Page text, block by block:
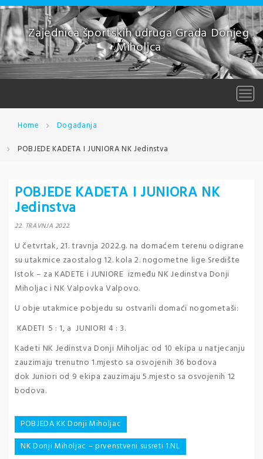
Skip
to
contentZajednica športskih udruga Grada Donjeg
Miholjca
Home
Događanja
POBJEDE KADETA I JUNIORA NK Jedinstva
POBJEDE KADETA I JUNIORA NK
Jedinstva
22. TRAVNJA 2022.
U četvrtak, 21. travnja 2022.g. na domaćem terenu odigrane
su utakmice zaostalog 12. kola 2. nogometne lige Središte
Istok – za KADETE i JUNIORE između NK Jedinstva Donji
Miholjac i NK Valpovka Valpovo.
U obje utakmice pobjedu su ostvarili domaći nogometaši:
KADETI 5 : 1, a JUNIORI 4 : 3.
Kadeti NK Jedinstva Donji Miholjac od 10 ekipa u natjecanju
zauzimaju trenutno 1.mjesto sa osvojenih 36 bodova
dok Juniori od 9 ekipa zauzimaju 5.mjesto sa osvojenih 12
bodova.
Navigacija
objava
POBJEDA KK Donji Miholjac
NK Donji Miholjac – prvenstveni susreti 1.NL